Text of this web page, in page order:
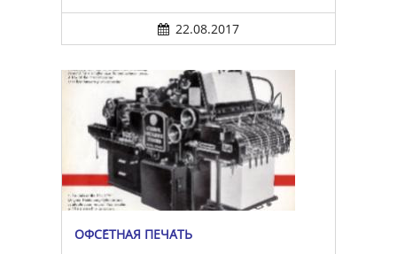
22.08.2017
ОФСЕ́ТНАЯ ПЕЧА́ТЬ